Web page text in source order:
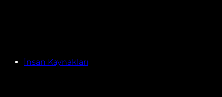
İnsan Kaynakları